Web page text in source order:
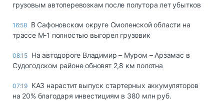
грузовым автоперевозкам после полутора лет убытков
16:58 В Сафоновском округе Смоленской области на
трассе М-1 полностью выгорел грузовик
08:15 На автодороге Владимир – Муром – Арзамас в
Судогодском районе обновят 2,8 км полотна
07:19 КАЗ нарастит выпуск стартерных аккумуляторов
на 20% благодаря инвестициям в 380 млн руб.